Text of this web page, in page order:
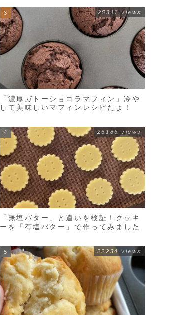
「濃厚ガトーショコラマフィン」冷や
して美味しいマフィンレシピだよ！
25311 views
「無塩バター」と違いを検証！クッキ
ーを「有塩バター」で作ってみました
25186 views
22234 views